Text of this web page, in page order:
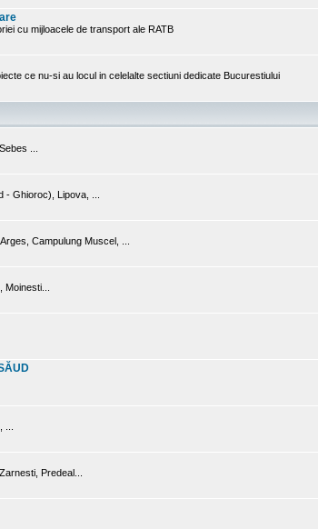
cu mijloacele de transport ale RATB
ce nu-si au locul in celelalte sectiuni dedicate Bucurestiului
...
- Ghioroc), Lipova, ...
Campulung Muscel, ...
Predeal...